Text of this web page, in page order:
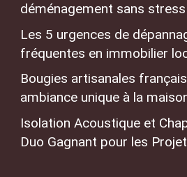
déménagement sans stress
Les 5 urgences de
fréquentes en immobilier
Bougies artisanales
ambiance unique à la
Isolation Acoustique et
Duo Gagnant pour les